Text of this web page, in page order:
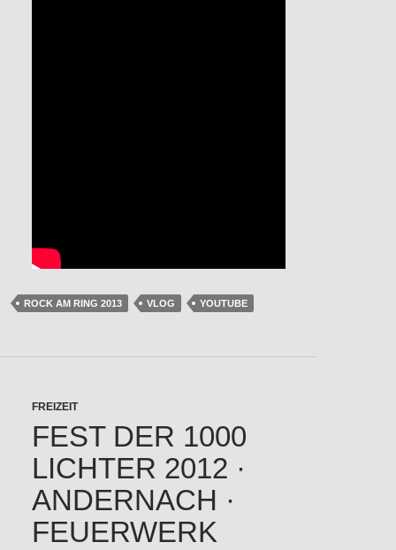
ROCK AM RING 2013 VLOG YOUTUBE
FREIZEIT
FEST DER 1000
LICHTER 2012 ·
ANDERNACH ·
FEUERWERK